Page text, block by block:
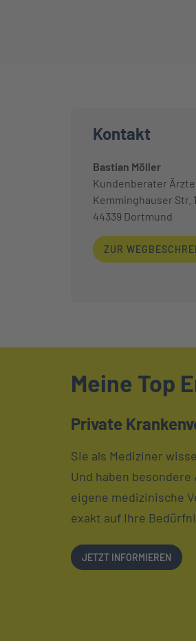
Kontakt
Bastian Möller
Kundenberater
Kemminghauser Str. 1
44339 Dortmund
ZUR
Meine Top
Private
Sie als Mediziner
Und haben besondere
eigene medizinische
exakt auf Ihre
JETZT INFORMIEREN
LINK OPENS IN NEW TAB